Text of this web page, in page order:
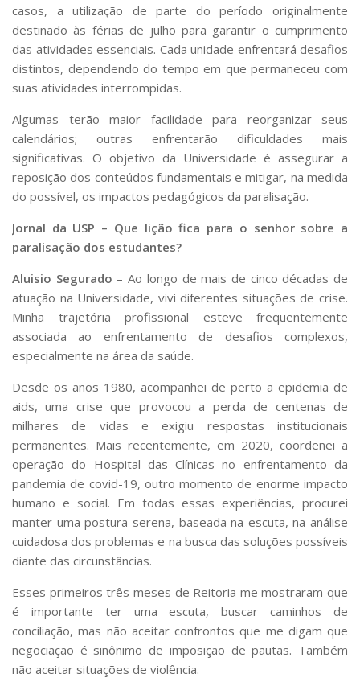
casos, a utilização de parte do período originalmente
destinado às férias de julho para garantir o cumprimento
das atividades essenciais. Cada unidade enfrentará desafios
distintos, dependendo do tempo em que permaneceu com
suas atividades interrompidas.
Algumas terão maior facilidade para reorganizar seus
calendários; outras enfrentarão dificuldades mais
significativas. O objetivo da Universidade é assegurar a
reposição dos conteúdos fundamentais e mitigar, na medida
do possível, os impactos pedagógicos da paralisação.
Jornal da USP – Que lição fica para o senhor sobre a
paralisação dos estudantes?
Aluisio Segurado – Ao longo de mais de cinco décadas de
atuação na Universidade, vivi diferentes situações de crise.
Minha trajetória profissional esteve frequentemente
associada ao enfrentamento de desafios complexos,
especialmente na área da saúde.
Desde os anos 1980, acompanhei de perto a epidemia de
aids, uma crise que provocou a perda de centenas de
milhares de vidas e exigiu respostas institucionais
permanentes. Mais recentemente, em 2020, coordenei a
operação do Hospital das Clínicas no enfrentamento da
pandemia de covid-19, outro momento de enorme impacto
humano e social. Em todas essas experiências, procurei
manter uma postura serena, baseada na escuta, na análise
cuidadosa dos problemas e na busca das soluções possíveis
diante das circunstâncias.
Esses primeiros três meses de Reitoria me mostraram que
é importante ter uma escuta, buscar caminhos de
conciliação, mas não aceitar confrontos que me digam que
negociação é sinônimo de imposição de pautas. Também
não aceitar situações de violência.